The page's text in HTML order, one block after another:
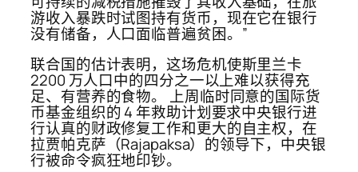
游收入暴跌时试图持有货币，现在它在银行
没有储备，人口面临普遍贫困。”
联合国的估计表明，这场危机使斯里兰卡
2200 万人口中的四分之一以上难以获得充
足、有营养的食物。 上周临时同意的国际货
币基金组织的 4 年救助计划要求中央银行进
行认真的财政修复工作和更大的自主权，在
拉贾帕克萨（Rajapaksa）的领导下，中央银
行被命令疯狂地印钞。